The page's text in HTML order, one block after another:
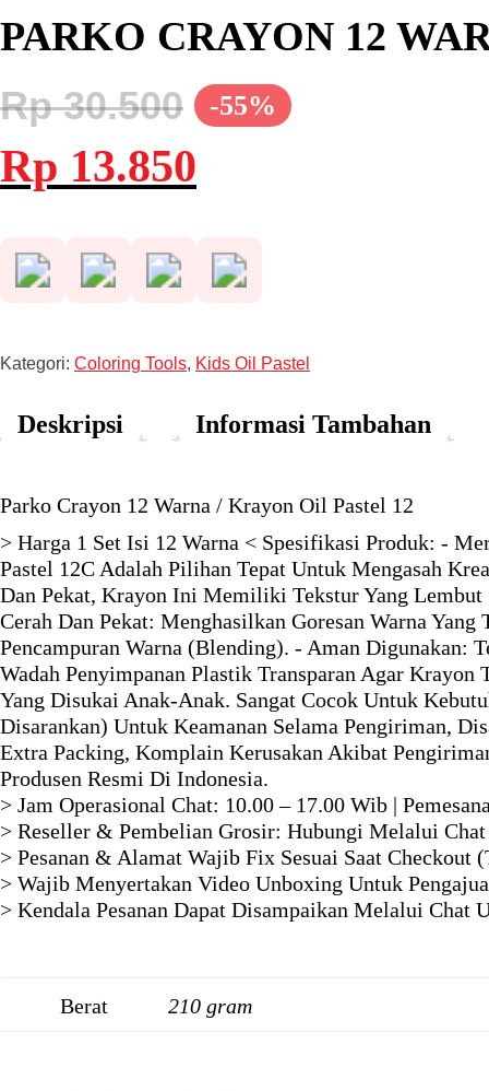
PARKO CRAYON 12
-55%
Rp30.500
Harga
aslinya
adalah:
Rp 13.850ini
Kategori: Coloring Tools, Kids Oil Pastel
Deskripsi Informasi Tambahan
Parko Crayon 12 Warna / Krayon Oil Pastel 12
> Harga 1 Set Isi 12 Warna < Spesifikasi Produk: -
Pastel 12C Adalah Pilihan Tepat Untuk Mengasah
Dan Pekat, Krayon Ini Memiliki Tekstur Yang
Cerah Dan Pekat: Menghasilkan Goresan Warna
Pencampuran Warna (Blending). - Aman
Wadah Penyimpanan Plastik Transparan Agar
Yang Disukai Anak-Anak. Sangat Cocok Untuk
Disarankan) Untuk Keamanan Selama Pengiriman,
Extra Packing, Komplain Kerusakan Akibat
Produsen Resmi Di Indonesia.
> Jam Operasional Chat: 10.00 – 17.00 Wib |
> Reseller & Pembelian Grosir: Hubungi Melalui
> Pesanan & Alamat Wajib Fix Sesuai Saat Checkout
> Wajib Menyertakan Video Unboxing Untuk
> Kendala Pesanan Dapat Disampaikan Melalui Chat
Berat 210 gram